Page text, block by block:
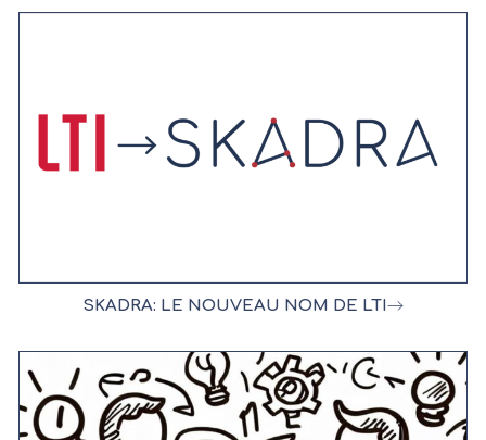
SKADRA: LE NOUVEAU NOM DE LTI